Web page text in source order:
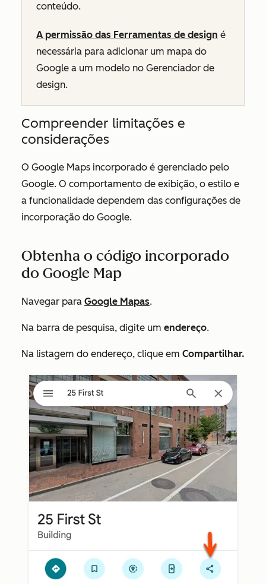
conteúdo.
A permissão das Ferramentas de design é
necessária para adicionar um mapa do
Google a um modelo no Gerenciador de
design.
Compreender limitações e
considerações
O Google Maps incorporado é gerenciado pelo
Google. O comportamento de exibição, o estilo e
a funcionalidade dependem das configurações de
incorporação do Google.
Obtenha o código incorporado
do Google Map
Navegar para Google Mapas.
Na barra de pesquisa, digite um endereço.
Na listagem do endereço, clique em Compartilhar.